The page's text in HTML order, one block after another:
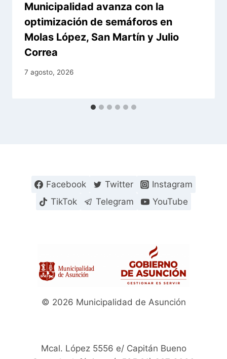
Municipalidad avanza con la
optimización de semáforos en
Molas López, San Martín y Julio
Correa
7 agosto, 2026
Facebook Twitter
Instagram
TikTok
Telegram YouTube
© 2026 Municipalidad de Asunción
Mcal. López 5556 e/ Capitán Bueno